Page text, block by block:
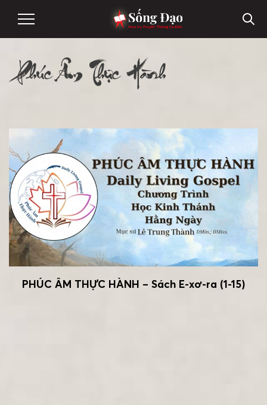
Phúc Âm Thực Hành
PHÚC ÂM THỰC HÀNH – Sách E-xơ-ra (1-15)